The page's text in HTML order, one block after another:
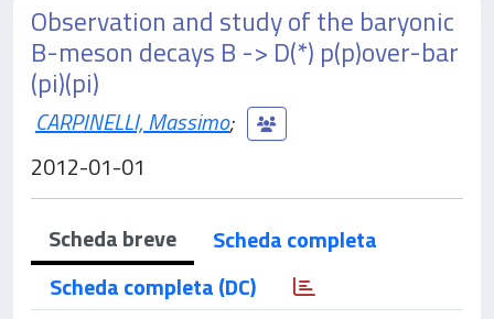
Observation and study of the baryonic
B-meson decays B -> D(*) p(p)over-bar
(pi)(pi)
CARPINELLI, Massimo;
2012-01-01
Scheda breve
Scheda completa
Scheda completa (DC)